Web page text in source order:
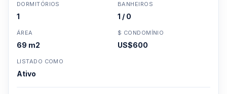
DORMITÓRIOS
1
BANHEIROS
1 / 0
ÁREA
69 m2
$ CONDOMÍNIO
US$600
LISTADO COMO
Ativo